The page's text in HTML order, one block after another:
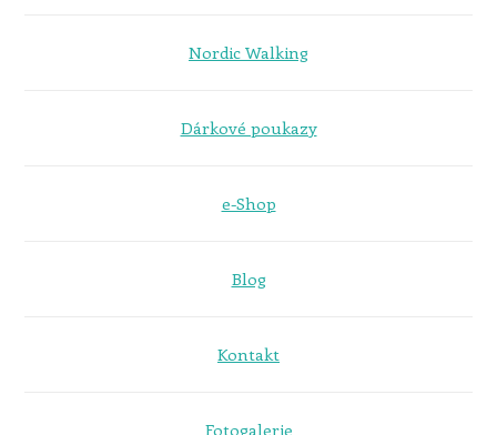
Nordic Walking
Dárkové poukazy
e-Shop
Blog
Kontakt
Fotogalerie